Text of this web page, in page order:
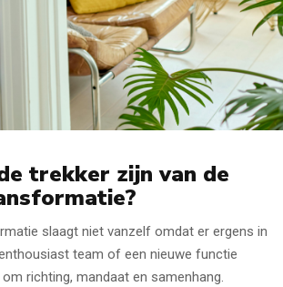
trekker zijn van de
slaagt niet vanzelf omdat er ergens in
team of een nieuwe functie
richting, mandaat en samenhang.